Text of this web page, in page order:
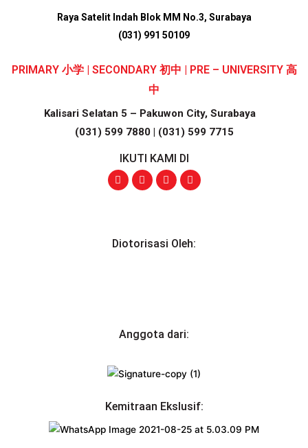
Raya Satelit Indah Blok MM No.3, Surabaya
(031) 991 50109
PRIMARY 小学 | SECONDARY 初中 | PRE – UNIVERSITY 高
中
Kalisari Selatan 5 – Pakuwon City, Surabaya
(031) 599 7880 | (031) 599 7715
IKUTI KAMI DI
Diotorisasi Oleh:
Anggota dari:
Kemitraan Ekslusif: